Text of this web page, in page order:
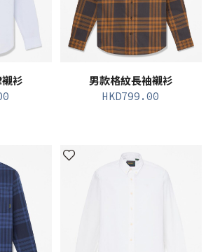
衫
男款格紋長袖襯衫
HKD799.00